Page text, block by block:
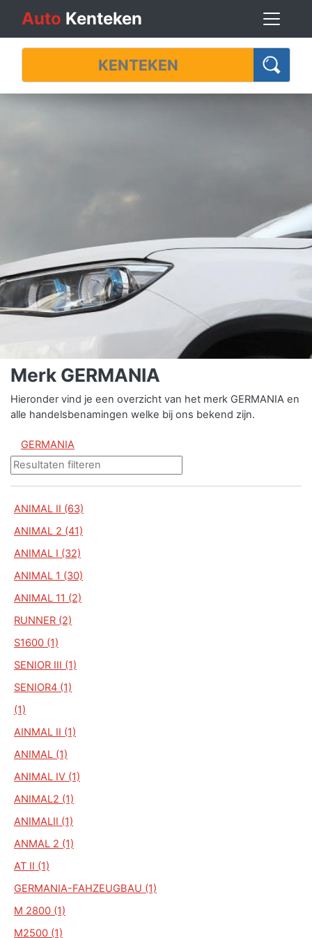
Auto Kenteken
Merk GERMANIA
Hieronder vind je een overzicht van het merk GERMANIA en
alle handelsbenamingen welke bij ons bekend zijn.
GERMANIA
ANIMAL II (63)
ANIMAL 2 (41)
ANIMAL I (32)
ANIMAL 1 (30)
ANIMAL 11 (2)
RUNNER (2)
S1600 (1)
SENIOR III (1)
SENIOR4 (1)
(1)
AINMAL II (1)
ANIMAL (1)
ANIMAL IV (1)
ANIMAL2 (1)
ANIMALII (1)
ANMAL 2 (1)
AT II (1)
GERMANIA-FAHZEUGBAU (1)
M 2800 (1)
M2500 (1)